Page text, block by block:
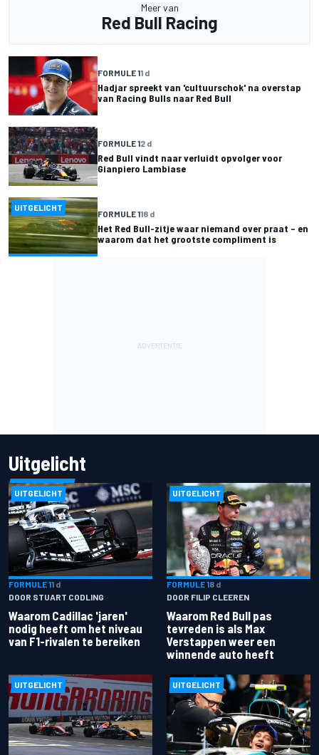
Meer van
Red Bull Racing
FORMULE 11 d
Hadjar spreekt van 'cultuurschok' na overstap
van Racing Bulls naar Red Bull
FORMULE 12 d
Red Bull vindt naar verluidt opvolger voor
Gianpiero Lambiase
UITGELICHT
FORMULE 118 d
Het Red Bull-zitje waar niemand over praat – en
waarom dat het grootste compliment is
Uitgelicht
UITGELICHT
FORMULE 11 d
DOOR STUART CODLING
Waarom Cadillac 'jaren'
nodig heeft om het niveau
van F1-rivalen te bereiken
UITGELICHT
FORMULE 18 d
DOOR FILIP CLEEREN
Waarom Red Bull pas
tevreden is als Max
Verstappen weer een
winnende auto heeft
UITGELICHT UITGELICHT